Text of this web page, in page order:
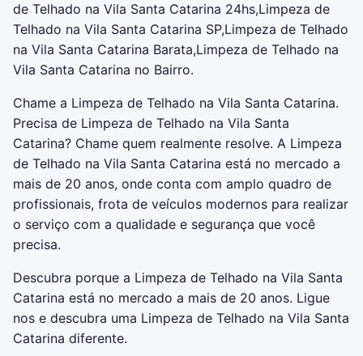
de Telhado na Vila Santa Catarina 24hs,Limpeza de
Telhado na Vila Santa Catarina SP,Limpeza de Telhado
na Vila Santa Catarina Barata,Limpeza de Telhado na
Vila Santa Catarina no Bairro.
Chame a Limpeza de Telhado na Vila Santa Catarina.
Precisa de Limpeza de Telhado na Vila Santa
Catarina? Chame quem realmente resolve. A Limpeza
de Telhado na Vila Santa Catarina está no mercado a
mais de 20 anos, onde conta com amplo quadro de
profissionais, frota de veículos modernos para realizar
o serviço com a qualidade e segurança que você
precisa.
Descubra porque a Limpeza de Telhado na Vila Santa
Catarina está no mercado a mais de 20 anos. Ligue
nos e descubra uma Limpeza de Telhado na Vila Santa
Catarina diferente.